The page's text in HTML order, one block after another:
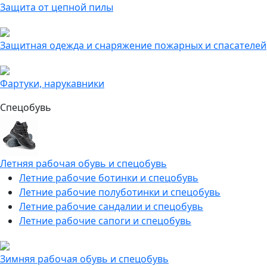
Защита от цепной пилы
Защитная одежда и снаряжение пожарных и спасателей
Фартуки, нарукавники
Спецобувь
Летняя рабочая обувь и спецобувь
Летние рабочие ботинки и спецобувь
Летние рабочие полуботинки и спецобувь
Летние рабочие сандалии и спецобувь
Летние рабочие сапоги и спецобувь
Зимняя рабочая обувь и спецобувь